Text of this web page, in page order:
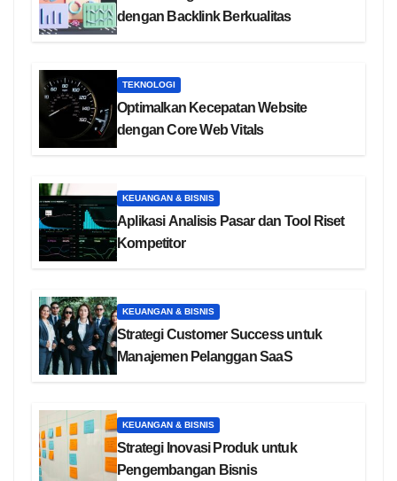
dengan Backlink Berkualitas
TEKNOLOGI
Optimalkan Kecepatan Website
dengan Core Web Vitals
KEUANGAN & BISNIS
Aplikasi Analisis Pasar dan Tool Riset
Kompetitor
KEUANGAN & BISNIS
Strategi Customer Success untuk
Manajemen Pelanggan SaaS
KEUANGAN & BISNIS
Strategi Inovasi Produk untuk
Pengembangan Bisnis